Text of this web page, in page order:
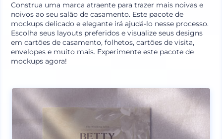
Construa uma marca atraente para trazer mais noivas e
noivos ao seu salão de casamento. Este pacote de
mockups delicado e elegante irá ajudá-lo nesse processo.
Escolha seus layouts preferidos e visualize seus designs
em cartões de casamento, folhetos, cartões de visita,
envelopes e muito mais. Experimente este pacote de
mockups agora!